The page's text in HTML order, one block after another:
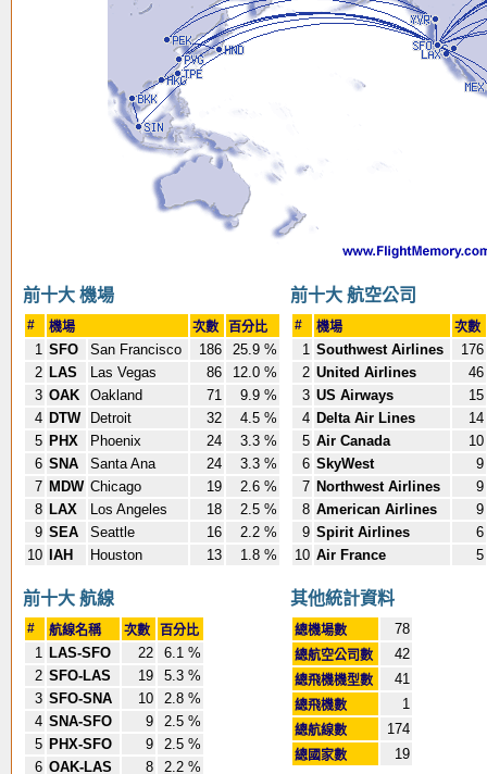
前十大 機場
# 機場 次數 百分比
1 SFO San Francisco 186
25.9 %
2 LAS Las Vegas 86
12.0 %
3 OAK Oakland 71
9.9 %
4 DTW Detroit 32
4.5 %
5 PHX Phoenix 24
3.3 %
6 SNA Santa Ana 24
3.3 %
7 MDW Chicago 19
2.6 %
8 LAX Los Angeles 18
2.5 %
9 SEA Seattle 16
2.2 %
10
IAH Houston 13 1.8 %
前十大 航空公司
# 機場 次數
1 Southwest Airlines
176
2 United Airlines
46
3 US Airways
15
4 Delta Air Lines
14
5 Air Canada
10
6 SkyWest
9
7 Northwest Airlines
9
8 American Airlines
9
9 Spirit Airlines
6
10 Air France 5
前十大 航線
# 航線名稱 次數 百分比
1 LAS-SFO 22
6.1 %
2 SFO-LAS 19
5.3 %
3 SFO-SNA 10
2.8 %
4 SNA-SFO 9
2.5 %
5 PHX-SFO 9
2.5 %
6 OAK-LAS 8
2.2 %
其他統計資料
總機場數 78
總航空公司數 42
總飛機機型數 41
總飛機數 1
總航線數 174
總國家數 19